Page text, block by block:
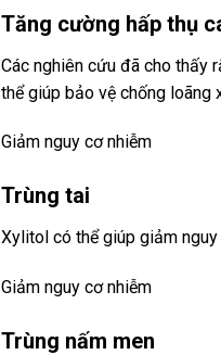
Tăng cường hấp thụ
Các nghiên cứu đã cho thấy
thể giúp bảo vệ chống loãng
Giảm nguy cơ nhiễm
Trùng tai
Xylitol có thể giúp giảm
Giảm nguy cơ nhiễm
Trùng nấm men